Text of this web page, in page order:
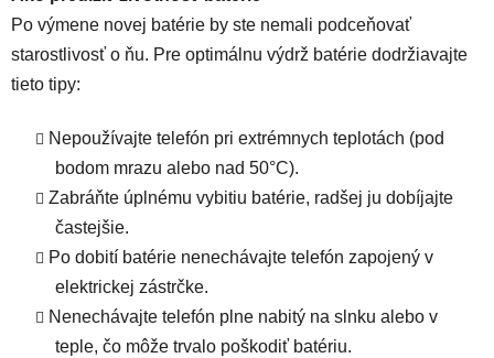
Po výmene novej batérie by ste nemali podceňovať
starostlivosť o ňu. Pre optimálnu výdrž batérie dodržiavajte
tieto tipy:
Nepoužívajte telefón pri extrémnych teplotách (pod
bodom mrazu alebo nad 50°C).
Zabráňte úplnému vybitiu batérie, radšej ju dobíjajte
častejšie.
Po dobití batérie nenechávajte telefón zapojený v
elektrickej zástrčke.
Nenechávajte telefón plne nabitý na slnku alebo v
teple, čo môže trvalo poškodiť batériu.